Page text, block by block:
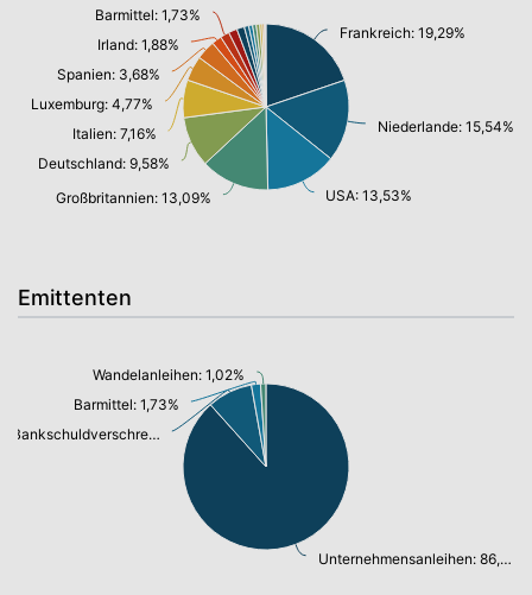
Frankreich: 19,29%
Niederlande: 15,54%
USA: 13,53%
Großbritannien: 13,09%
Deutschland: 9,58%
Italien: 7,16%
Luxemburg: 4,77%
Spanien: 3,68%
Irland: 1,88%
Barmittel: 1,73%
Emittenten
Unternehmensanleihen: 86,03%
Bankschuldverschreibung: 8,57%
Barmittel: 1,73%
Wandelanleihen: 1,02%